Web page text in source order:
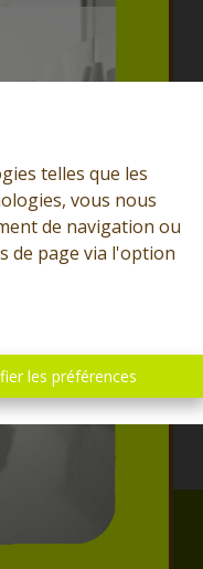
telles que les
vous nous
de navigation ou
de page via l'option
les préférences